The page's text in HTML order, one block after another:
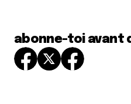
abonne-toi avant